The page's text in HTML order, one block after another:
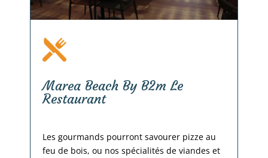
Marea Beach By B2m Le
Restaurant
Les gourmands pourront savourer pizze au
feu de bois, ou nos spécialités de viandes et